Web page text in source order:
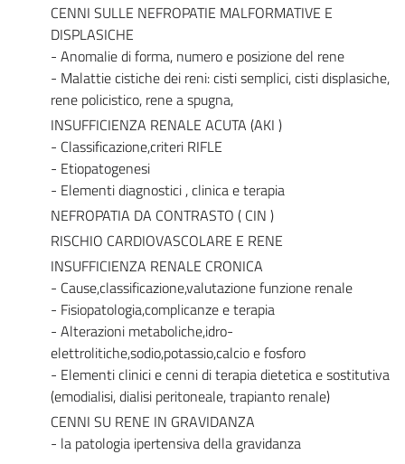
CENNI SULLE NEFROPATIE MALFORMATIVE E
DISPLASICHE
- Anomalie di forma, numero e posizione del rene
- Malattie cistiche dei reni: cisti semplici, cisti displasiche,
rene policistico, rene a spugna,
INSUFFICIENZA RENALE ACUTA (AKI )
- Classificazione,criteri RIFLE
- Etiopatogenesi
- Elementi diagnostici , clinica e terapia
NEFROPATIA DA CONTRASTO ( CIN )
RISCHIO CARDIOVASCOLARE E RENE
INSUFFICIENZA RENALE CRONICA
- Cause,classificazione,valutazione funzione renale
- Fisiopatologia,complicanze e terapia
- Alterazioni metaboliche,idro-
elettrolitiche,sodio,potassio,calcio e fosforo
- Elementi clinici e cenni di terapia dietetica e sostitutiva
(emodialisi, dialisi peritoneale, trapianto renale)
CENNI SU RENE IN GRAVIDANZA
- la patologia ipertensiva della gravidanza